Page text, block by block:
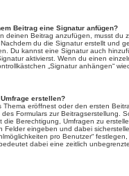
Beitrag eine Signatur anfügen?
deinen Beitrag anzufügen, musst du
du die Signatur erstellt und
Du kannst eine Signatur auch
aktivierst. Wenn du einen
„Signatur anhängen“
erstellen?
Thema eröffnest oder den ersten
des Formulars zur Beitragserstellung.
die Berechtigung, Umfragen zu
Felder eingeben und dabei
pro Benutzer“
dabei eine zeitlich